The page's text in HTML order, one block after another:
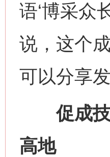
语‘博采众
说，这个
可以分享
促成技
高地